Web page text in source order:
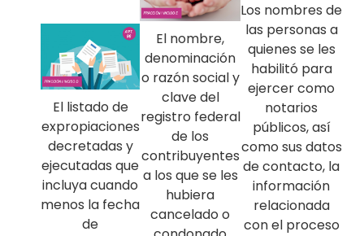
El listado de
expropiaciones
decretadas y
ejecutadas que
incluya cuando
menos la fecha
de
El nombre,
denominación
o razón social y
clave del
registro federal
de los
contribuyentes
a los que se les
hubiera
cancelado o
Los nombres de
las personas a
quienes se les
habilitó para
ejercer como
notarios
públicos, así
como sus datos
de contacto, la
información
relacionada
con el proceso